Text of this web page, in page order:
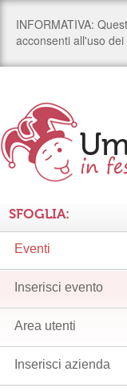
SFOGLIA:
Eventi
Inserisci evento
Area utenti
Inserisci azienda